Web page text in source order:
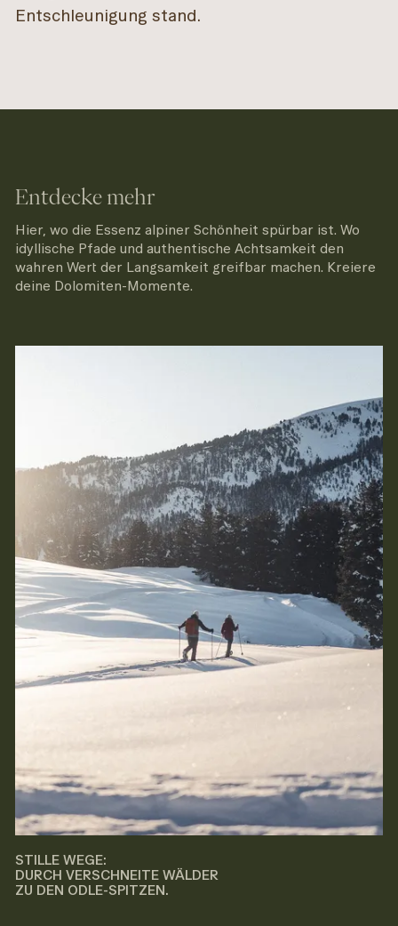
Entschleunigung stand.
Entdecke mehr
Hier, wo die Essenz alpiner Schönheit spürbar ist. Wo
idyllische Pfade und authentische Achtsamkeit den
wahren Wert der Langsamkeit greifbar machen. Kreiere
deine Dolomiten-Momente.
STILLE WEGE:
DURCH VERSCHNEITE WÄLDER
ZU DEN ODLE-SPITZEN.